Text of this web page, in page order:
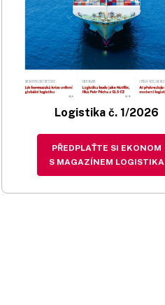
Logistika č. 1/2026
PŘEDPLAŤTE SI EKONOM
S MAGAZÍNEM LOGISTIKA